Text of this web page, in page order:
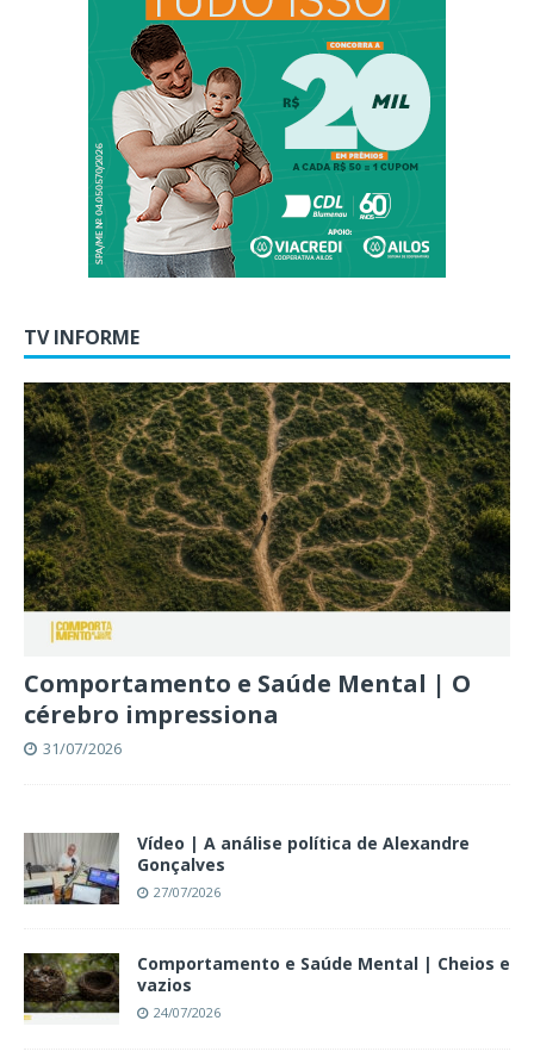
TV INFORME
Comportamento e Saúde Mental | O
cérebro impressiona
31/07/2026
Vídeo | A análise política de Alexandre
Gonçalves
27/07/2026
Comportamento e Saúde Mental | Cheios e
vazios
24/07/2026